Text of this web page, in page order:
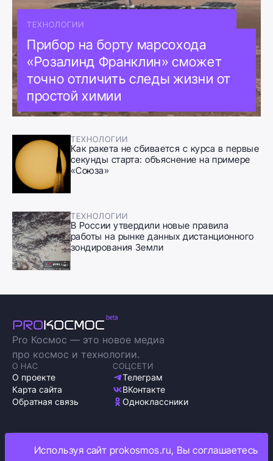
ТЕХНОЛОГИИ
Прибор на борту марсохода
«Розалинд Франклин» сможет
точно отличить следы жизни от
простой химии
ТЕХНОЛОГИИ
Как ракета не сбивается с курса в первые
секунды старта: объяснение на примере
«Союза»
ТЕХНОЛОГИИ
В России утвердили новые правила
работы на рынке данных дистанционного
зондирования Земли
Pro Космос — это новое медиа
про космос и технологии.
О НАС
О проекте
Карта сайта
Обратная связь
СОЦСЕТИ
Телеграм
ВКонтакте
Одноклассники
Политика обработки персональных данных
Используя сайт prokosmos.ru, Вы соглашаетесь